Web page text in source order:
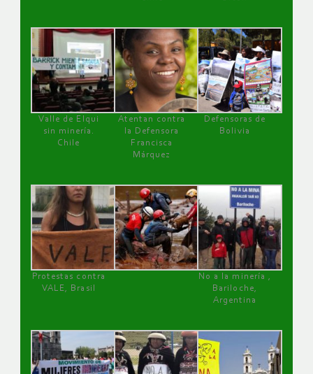
Valle de Elqui
sin minería.
Chile
Atentan contra
la Defensora
Francisca
Márquez
Defensoras de
Bolivia
Protestas contra
VALE, Brasil
No a la minería ,
Bariloche,
Argentina